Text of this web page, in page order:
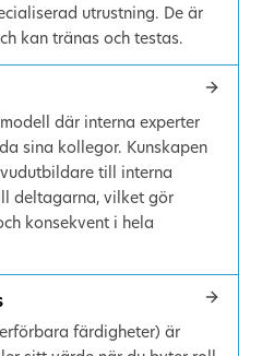
utrustning. De är
kan tränas och testas.
där interna experter
sina kollegor. Kunskapen
till interna
deltagarna, vilket gör
konsekvent i hela
färdigheter) är